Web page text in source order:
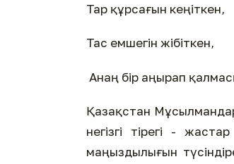
Тар құрсағын кеңіткен,
Тас емшегін жібіткен,
Анаң бір аңырап
Қазақстан
негізгі тірегі -
маңыздылығын